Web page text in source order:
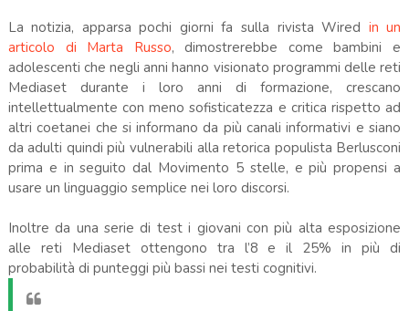
La notizia, apparsa pochi giorni fa sulla rivista Wired in un
articolo di Marta Russo, dimostrerebbe come bambini e
adolescenti che negli anni hanno visionato programmi delle reti
Mediaset durante i loro anni di formazione, crescano
intellettualmente con meno sofisticatezza e critica rispetto ad
altri coetanei che si informano da più canali informativi e siano
da adulti quindi più vulnerabili alla retorica populista Berlusconi
prima e in seguito dal Movimento 5 stelle, e più propensi a
usare un linguaggio semplice nei loro discorsi.
Inoltre da una serie di test i giovani con più alta esposizione
alle reti Mediaset ottengono tra l’8 e il 25% in più di
probabilità di punteggi più bassi nei testi cognitivi.